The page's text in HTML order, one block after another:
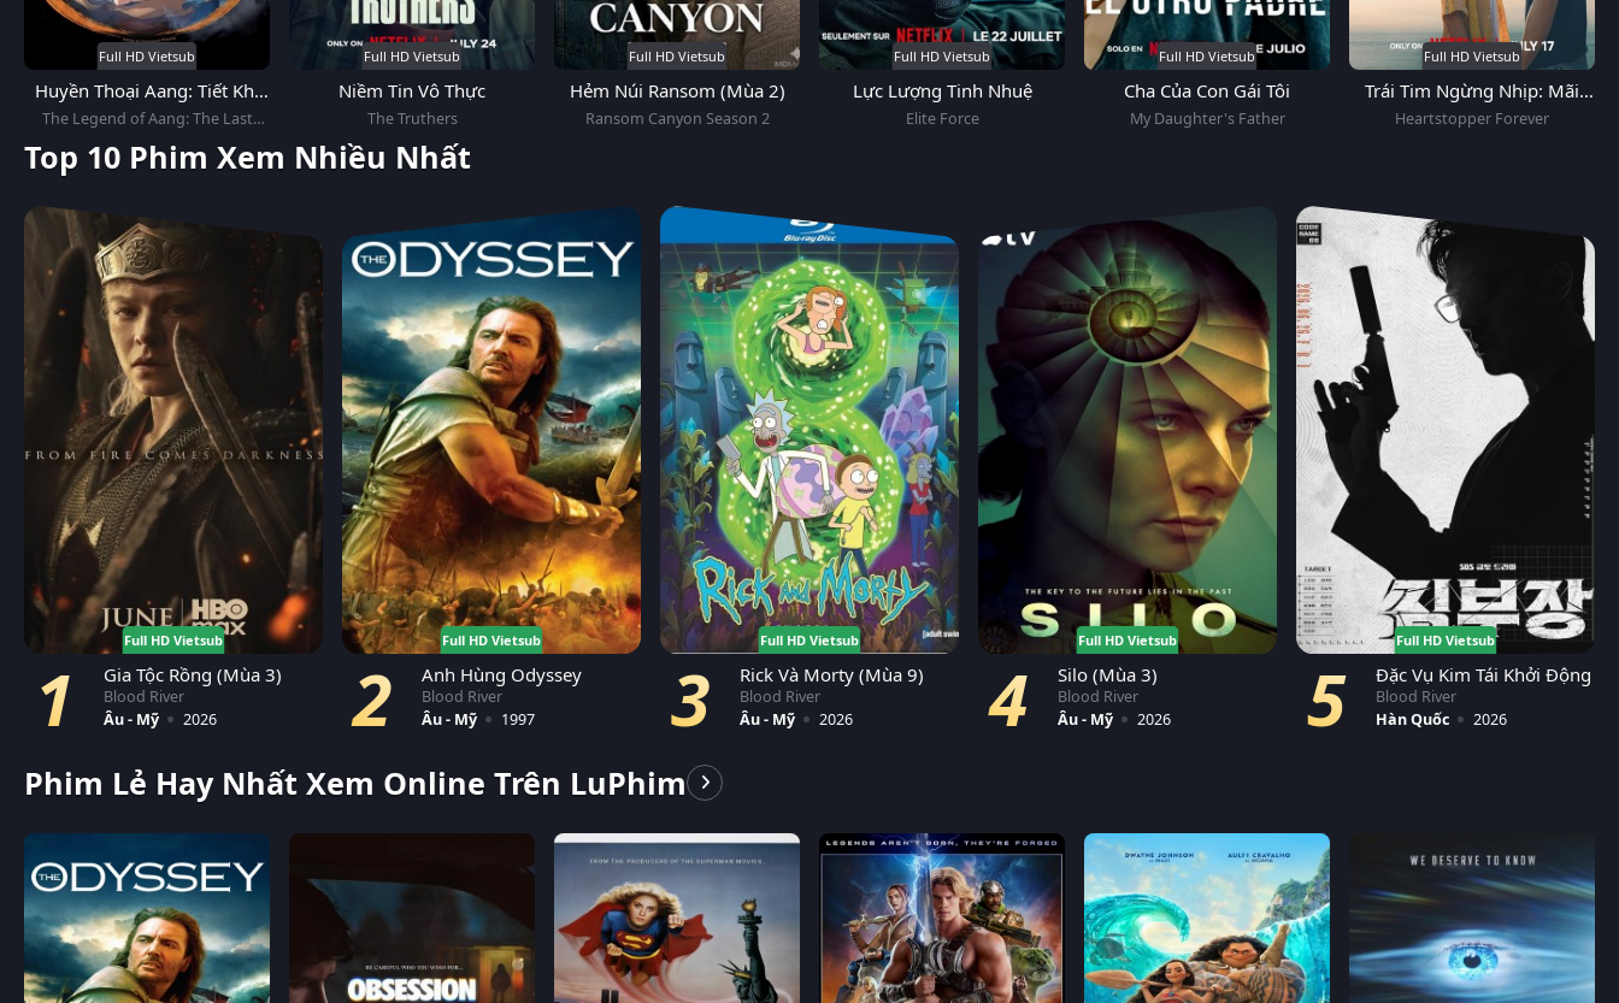
Full HD Vietsub
Huyền Thoại Aang: Tiết Khí
Sư Cuối Cùng
The Legend of Aang: The Last
Full HD Vietsub
Niềm Tin Vô Thực
The Truthers
Full HD Vietsub
Hẻm Núi Ransom (Mùa 2)
Ransom Canyon Season 2
Full HD Vietsub
Lực Lượng Tinh Nhuệ
Elite Force
Full HD Vietsub
Cha Của Con Gái Tôi
My Daughter's Father
Full HD Vietsub
Trái Tim Ngừng Nhịp: Mãi
Yêu
Heartstopper Forever
Top 10 Phim Xem Nhiều Nhất
Full HD Vietsub
1 Gia Tộc Rồng (Mùa 3)
Blood River
Âu - Mỹ
2026
Full HD Vietsub
2 Anh Hùng Odyssey
Blood River
Âu - Mỹ
1997
Full HD Vietsub
3 Rick Và Morty (Mùa 9)
Blood River
Âu - Mỹ
2026
Full HD Vietsub
4 Silo (Mùa 3)
Blood River
Âu - Mỹ
2026
Full HD Vietsub
5 Đặc Vụ Kim Tái Khởi Động
Blood River
Hàn Quốc
2026
Phim Lẻ Hay Nhất Xem Online Trên LuPhim